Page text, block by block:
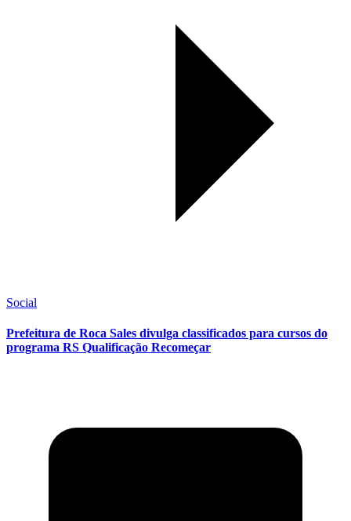
Social
Prefeitura de Roca Sales divulga classificados para cursos do
programa RS Qualificação Recomeçar